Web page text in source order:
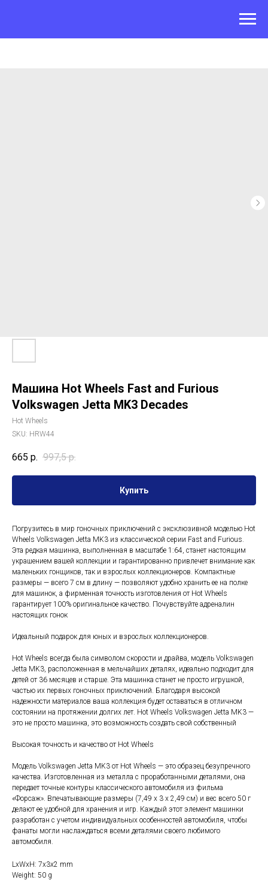
Машина Hot Wheels Fast and Furious
Volkswagen Jetta MK3 Decades
Hot Wheels
SKU: HRW44
665 р. 997,5 р.
Купить
Погрузитесь в мир гоночных приключений с эксклюзивной моделью Hot
Wheels Volkswagen Jetta MK3 из классической серии Fast and Furious.
Эта редкая машинка, выполненная в масштабе 1:64, станет настоящим
украшением вашей коллекции и гарантированно привлечет внимание как
маленьких гонщиков, так и взрослых коллекционеров. Компактные
размеры — всего 7 см в длину — позволяют удобно хранить ее на полке
для машинок, а фирменная точность изготовления от Hot Wheels
гарантирует 100% оригинальное качество. Почувствуйте адреналин
настоящих гонок
Идеальный подарок для юных и взрослых коллекционеров.
Hot Wheels всегда была символом скорости и драйва, модель Volkswagen
Jetta MK3, расположенная в мельчайших деталях, идеально подходит для
детей от 36 месяцев и старше. Эта машинка станет не просто игрушкой,
частью их первых гоночных приключений. Благодаря высокой
надежности материалов ваша коллекция будет оставаться в отличном
состоянии на протяжении долгих лет. Hot Wheels Volkswagen Jetta MK3 —
это не просто машинка, это возможность создать свой собственный
Высокая точность и качество от Hot Wheels
Модель Volkswagen Jetta MK3 от Hot Wheels — это образец безупречного
качества. Изготовленная из металла с проработанными деталями, она
передает точные контуры классического автомобиля из фильма
«Форсаж». Впечатывающие размеры (7,49 х 3 х 2,49 см) и вес всего 50 г
делают ее удобной для хранения и игр. Каждый этот элемент машинки
разработан с учетом индивидуальных особенностей автомобиля, чтобы
фанаты могли наслаждаться всеми деталями своего любимого
автомобиля.
LxWxH: 7x3x2 mm
Weight: 50 g